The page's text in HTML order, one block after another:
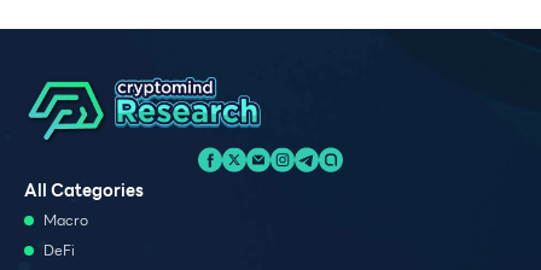
All Categories
Macro
DeFi